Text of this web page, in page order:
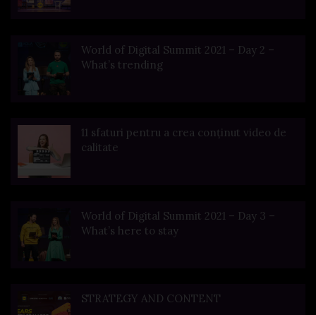
World of Digital Summit 2021 – Day 2 –
What’s trending
11 sfaturi pentru a crea conținut video de
calitate
World of Digital Summit 2021 – Day 3 –
What’s here to stay
STRATEGY AND CONTENT